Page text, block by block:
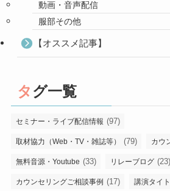
動画・音声配信
服部その他
【オススメ記事】
タグ一覧
セミナー・ライブ配信情報 (97)
取材協力（Web・TV・雑誌等） (79) カウ
無料音源・Youtube (33) リレーブログ (23)
カウンセリングご相談事例 (17) 講演タイ